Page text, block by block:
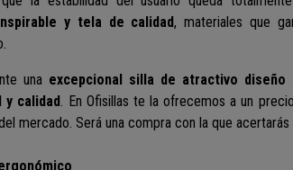
y tela de calidad, materiales que
una excepcional silla de atractivo diseño
calidad . En Ofisillas te la ofrecemos a un
mercado. Será una compra con la que acertarás